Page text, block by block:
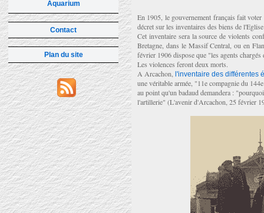
Aquarium
Contact
Plan du site
En 1905, le gouvernement français fait
décret sur les inventaires des biens de
Cet inventaire sera la source de violents
Bretagne, dans le Massif Central, ou en
février 1906 dispose que "les agents
Les violences feront deux morts.
A Arcachon,
l'inventaire des différentes
une véritable armée, "11e compagnie du
au point qu'un badaud demandera :
l'artillerie" (L'avenir d'Arcachon, 25 février